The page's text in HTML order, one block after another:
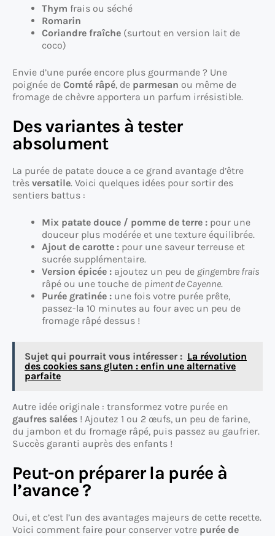
Thym frais ou séché
Romarin
Coriandre fraîche (surtout en version lait de
coco)
Envie d’une purée encore plus gourmande ? Une
poignée de Comté râpé, de parmesan ou même de
fromage de chèvre apportera un parfum irrésistible.
Des variantes à tester
absolument
La purée de patate douce a ce grand avantage d’être
très versatile. Voici quelques idées pour sortir des
sentiers battus :
Mix patate douce / pomme de terre : pour une
douceur plus modérée et une texture équilibrée.
Ajout de carotte : pour une saveur terreuse et
sucrée supplémentaire.
Version épicée : ajoutez un peu de gingembre frais
râpé ou une touche de piment de Cayenne.
Purée gratinée : une fois votre purée prête,
passez-la 10 minutes au four avec un peu de
fromage râpé dessus !
Sujet qui pourrait vous intéresser : La révolution
des cookies sans gluten : enfin une alternative
parfaite
Autre idée originale : transformez votre purée en
gaufres salées ! Ajoutez 1 ou 2 œufs, un peu de farine,
du jambon et du fromage râpé, puis passez au gaufrier.
Succès garanti auprès des enfants !
Peut-on préparer la purée à
l’avance ?
Oui, et c’est l’un des avantages majeurs de cette recette.
Voici comment faire pour conserver votre purée de